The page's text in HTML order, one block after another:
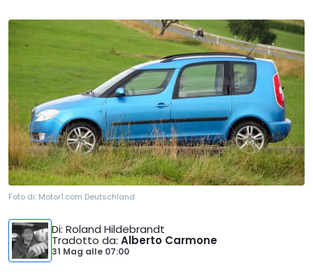
Foto di: Motor1.com Deutschland
Di: Roland Hildebrandt
Tradotto da: Alberto Carmone
31 Mag alle 07:00